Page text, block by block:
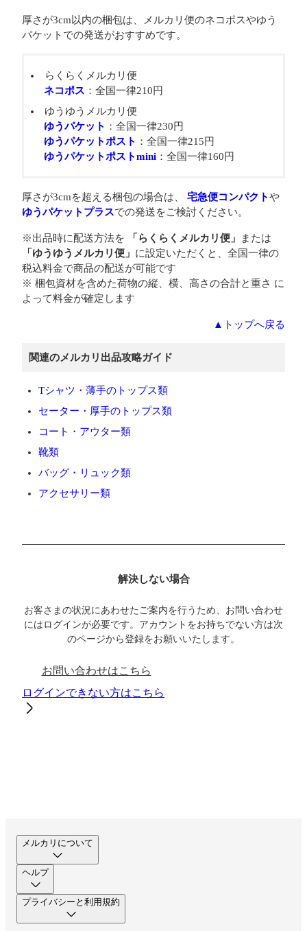
厚さが3cm以内の梱包は、メルカリ便のネコポスやゆう
パケットでの発送がおすすめです。
らくらくメルカリ便
ネコポス ：全国一律210円
ゆうゆうメルカリ便
ゆうパケット ：全国一律230円
ゆうパケットポスト ：全国一律215円
ゆうパケットポストmini ：全国一律160円
厚さが3cmを超える梱包の場合は、 宅急便コンパクトや
ゆうパケットプラスでの発送をご検討ください。
※出品時に配送方法を 「らくらくメルカリ便」
または
「ゆうゆうメルカリ便」 に設定いただくと、全国一律の
税込料金で商品の配送が可能です
※ 梱包資材を含めた荷物の縦、横、高さの合計と重さ に
よって料金が確定します
▲トップへ戻る
関連のメルカリ出品攻略ガイド
Tシャツ・薄手のトップス類
セーター・厚手のトップス類
コート・アウター類
靴類
バッグ・リュック類
アクセサリー類
解決しない場合
お客さまの状況にあわせたご案内を行うため、お問い合わせ
にはログインが必要です。アカウントをお持ちでない方は次
のページから登録をお願いいたします。
お問い合わせはこちら
ログインできない方はこちら
メルカリについて
ヘルプ
プライバシーと利用規約